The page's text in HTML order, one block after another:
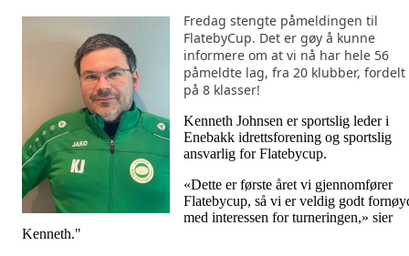
Fredag stengte påmeldingen til
FlatebyCup. Det er gøy å kunne
informere om at vi nå har hele 56
påmeldte lag, fra 20 klubber, fordelt
på 8 klasser!
Kenneth Johnsen er sportslig leder i
Enebakk idrettsforening og sportslig
ansvarlig for Flatebycup.
«Dette er første året vi gjennomfører
Flatebycup, så vi er veldig godt
med interessen for turneringen,» sier
Kenneth."